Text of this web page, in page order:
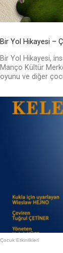
Bir Yol Hikayesi –
Bir Yol Hikayesi,
Manço Kültür
oyunu ve diğer
Çocuk Etkinlikleri